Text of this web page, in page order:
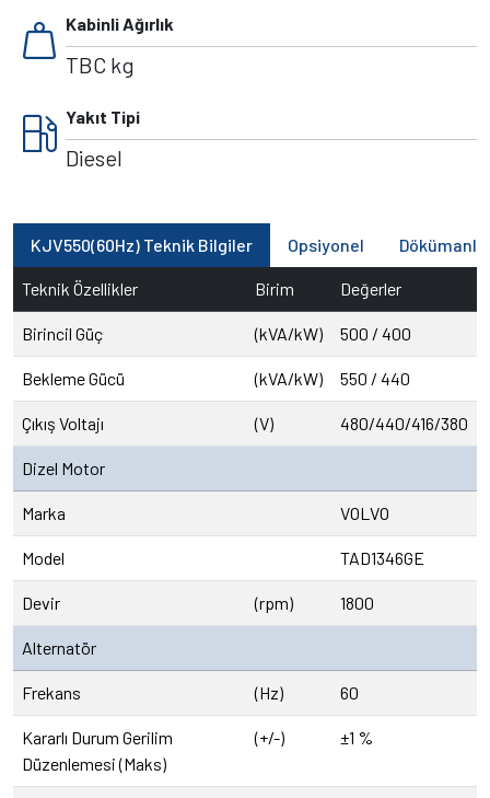
weight Kabinli Ağırlık
TBC kg
local_gas_station Yakıt Tipi
Diesel
KJV550(60Hz) Teknik Bilgiler Opsiyonel
Teknik Özellikler Birim Değerler
Birincil Güç (kVA/kW) 500 / 400
Bekleme Gücü (kVA/kW) 550 / 440
Çıkış Voltajı (V) 480/440/416/380
Dizel Motor
Marka VOLVO
Model TAD1346GE
Devir (rpm) 1800
Alternatör
Frekans (Hz) 60
Kararlı Durum Gerilim
Düzenlemesi (Maks)
(+/-) ±1 %